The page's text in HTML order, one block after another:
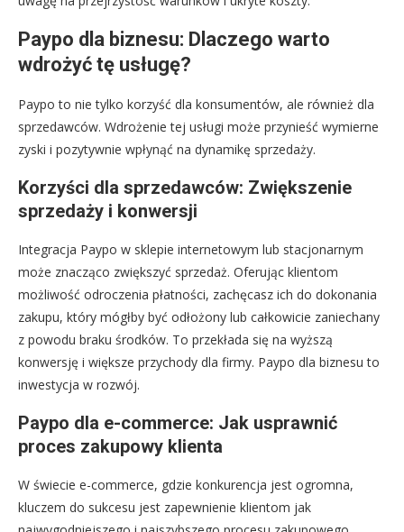
Paypo dla biznesu: Dlaczego warto
wdrożyć tę usługę?
Paypo to nie tylko korzyść dla konsumentów, ale również dla
sprzedawców. Wdrożenie tej usługi może przynieść wymierne
zyski i pozytywnie wpłynąć na dynamikę sprzedaży.
Korzyści dla sprzedawców: Zwiększenie
sprzedaży i konwersji
Integracja Paypo w sklepie internetowym lub stacjonarnym
może znacząco zwiększyć sprzedaż. Oferując klientom
możliwość odroczenia płatności, zachęcasz ich do dokonania
zakupu, który mógłby być odłożony lub całkowicie zaniechany
z powodu braku środków. To przekłada się na wyższą
konwersję i większe przychody dla firmy. Paypo dla biznesu to
inwestycja w rozwój.
Paypo dla e-commerce: Jak usprawnić
proces zakupowy klienta
W świecie e-commerce, gdzie konkurencja jest ogromna,
kluczem do sukcesu jest zapewnienie klientom jak